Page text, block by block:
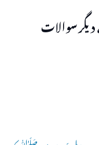
سوالات